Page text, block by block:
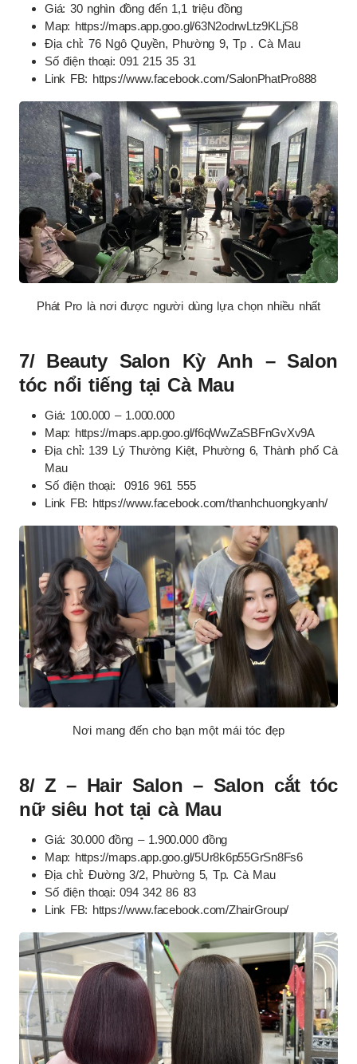
Giá: 30 nghìn đồng đến 1,1 triệu đồng
Map: https://maps.app.goo.gl/63N2odrwLtz9KLjS8
Địa chỉ: 76 Ngô Quyền, Phường 9, Tp . Cà Mau
Số điện thoại: 091 215 35 31
Link FB: https://www.facebook.com/SalonPhatPro888
Phát Pro là nơi được người dùng lựa chọn nhiều nhất
7/ Beauty Salon Kỳ Anh – Salon
tóc nổi tiếng tại Cà Mau
Giá: 100.000 – 1.000.000
Map: https://maps.app.goo.gl/f6qWwZaSBFnGvXv9A
Địa chỉ: 139 Lý Thường Kiệt, Phường 6, Thành phố Cà
Mau
Số điện thoại: 0916 961 555
Link FB: https://www.facebook.com/thanhchuongkyanh/
Nơi mang đến cho bạn một mái tóc đẹp
8/ Z – Hair Salon – Salon cắt tóc
nữ siêu hot tại cà Mau
Giá: 30.000 đồng – 1.900.000 đồng
Map: https://maps.app.goo.gl/5Ur8k6p55GrSn8Fs6
Địa chỉ: Đường 3/2, Phường 5, Tp. Cà Mau
Số điện thoại: 094 342 86 83
Link FB: https://www.facebook.com/ZhairGroup/